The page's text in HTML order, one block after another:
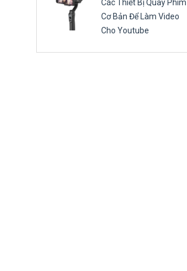
Các Thiết Bị Quay Phim
Cơ Bản Để Làm Video
Cho Youtube